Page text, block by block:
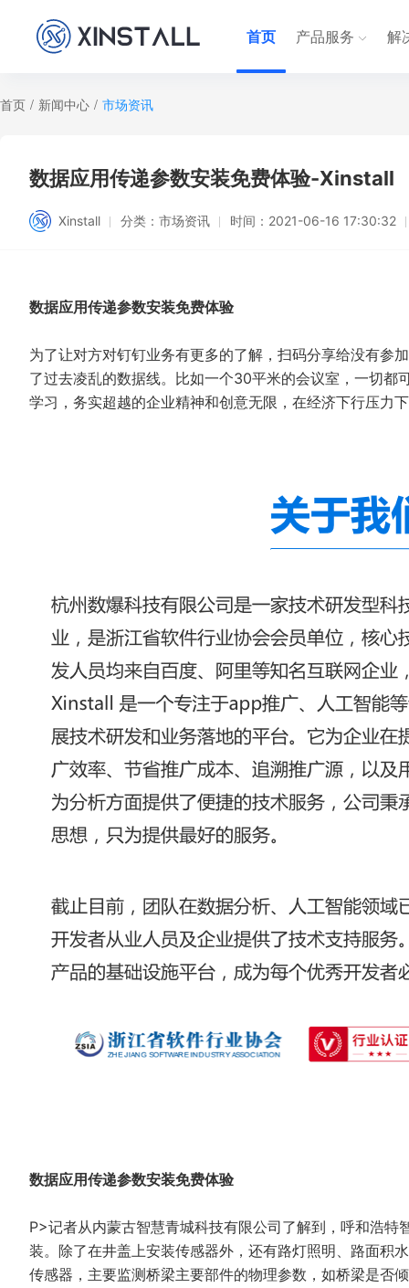
首页 产品服务 解
首页 / 新闻中心 / 市场资讯
数据应用传递参数安装免费体验-Xinstall
Xinstall 分类： 市场资讯 时间： 2021-06-16 17:30:32
数据应用传递参数安装免费体验
为了让对方对钉钉业务有更多的了解，扫码分享给没有参
了过去凌乱的数据线。比如一个30平米的会议室，一切
学习，务实超越的企业精神和创意无限，在经济下行压力
数据应用传递参数安装免费体验
P>记者从内蒙古智慧青城科技有限公司了解到，呼和浩
装。除了在井盖上安装传感器外，还有路灯照明、路面积
传感器，主要监测桥梁主要部件的物理参数，如桥梁是否